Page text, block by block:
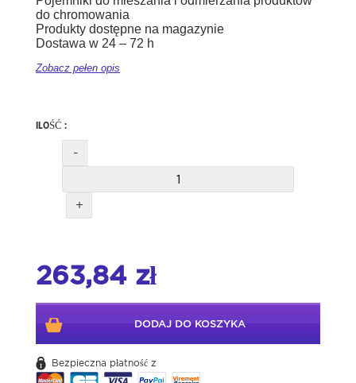
do chromowania
Produkty dostępne na magazynie
Dostawa w 24 – 72 h
Zobacz pełen opis
ILOŚĆ :
-
+
263,84 zł
DODAJ DO KOSZYKA
Bezpieczna płatność z